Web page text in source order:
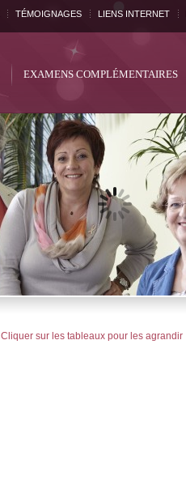
TÉMOIGNAGES LIENS INTERNET
EXAMENS COMPLÉMENTAIRES
Cliquer sur les tableaux pour les agrandir